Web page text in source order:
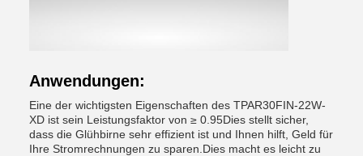
Anwendungen:
Eine der wichtigsten Eigenschaften des TPAR30FIN-22W-
XD ist sein Leistungsfaktor von ≥ 0.95Dies stellt sicher,
dass die Glühbirne sehr effizient ist und Ihnen hilft, Geld für
Ihre Stromrechnungen zu sparen.Dies macht es leicht zu